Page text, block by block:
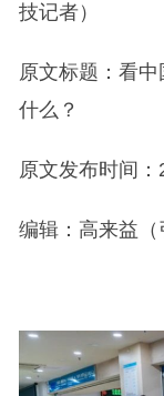
技记者）
原文标题：看中
什么？
原文发布时间：
编辑：高来益（